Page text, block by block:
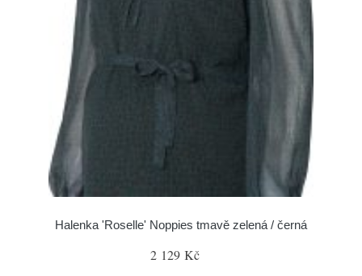
Halenka 'Roselle' Noppies tmavě zelená / černá
2 129 Kč